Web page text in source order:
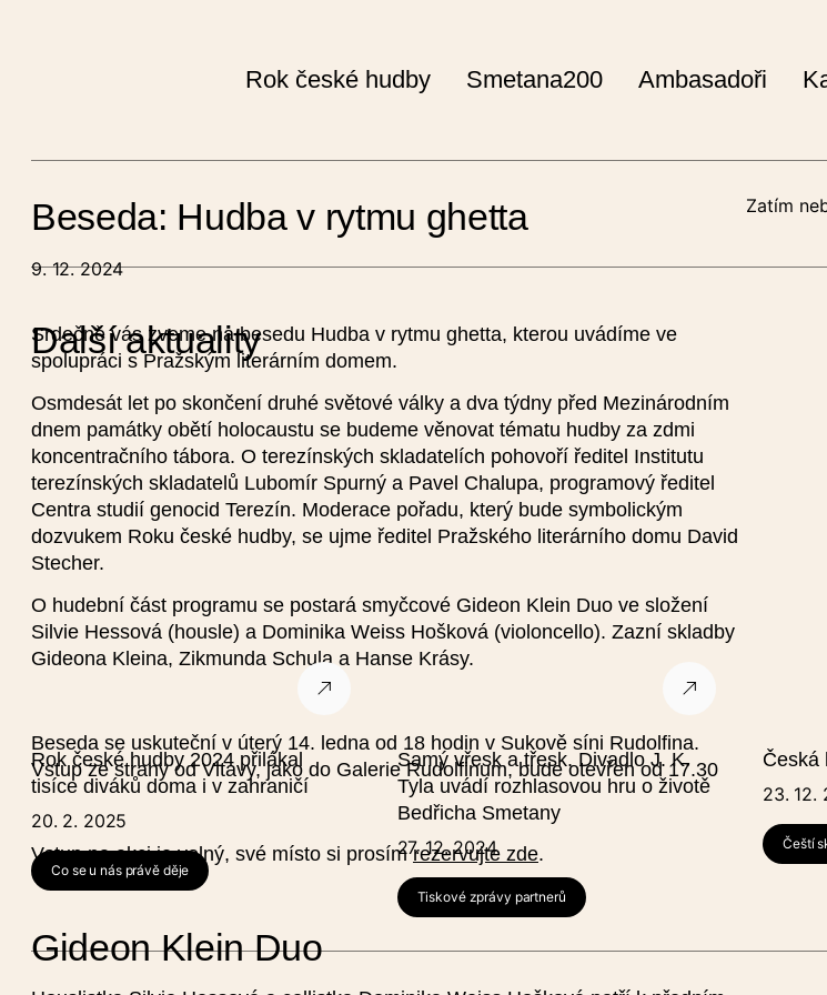
Rok české hudby Smetana200 Ambasadoři
Beseda: Hudba v rytmu ghetta
9. 12. 2024
Srdečně vás zveme na besedu Hudba v rytmu ghetta, kterou uvádíme ve
spolupráci s Pražským literárním domem.
Osmdesát let po skončení druhé světové války a dva týdny před Mezinárodním
dnem památky obětí holocaustu se budeme věnovat tématu hudby za zdmi
koncentračního tábora. O terezínských skladatelích pohovoří ředitel Institutu
terezínských skladatelů Lubomír Spurný a Pavel Chalupa, programový ředitel
Centra studií genocid Terezín. Moderace pořadu, který bude symbolickým
dozvukem Roku české hudby, se ujme ředitel Pražského literárního domu David
Stecher.
O hudební část programu se postará smyčcové Gideon Klein Duo ve složení
Silvie Hessová (housle) a Dominika Weiss Hošková (violoncello). Zazní skladby
Gideona Kleina, Zikmunda Schula a Hanse Krásy.
Beseda se uskuteční v úterý 14. ledna od 18 hodin v Sukově síni Rudolfina.
Vstup ze strany od Vltavy, jako do Galerie Rudolfinum, bude otevřen od 17.30
Vstup na akci je volný, své místo si prosímrezervujte zde.
Gideon Klein Duo
Zatím
Další aktuality
Rok české hudby 2024 přilákal
tisíce diváků doma i v zahraničí
20. 2. 2025
Co se u nás právě děje
Samý vřesk a třesk. Divadlo J. K.
Tyla uvádí rozhlasovou hru o životě
Bedřicha Smetany
27. 12. 2024
Tiskové zprávy partnerů
Česká
23. 12.
Čeští
Zapojit se
V případě, že pořádáte festival či akci s
formulář zvlášť s relevantním
Přihlaste se přes interaktivní
Název události (česky)
Přidat reprízu
Podrobnosti